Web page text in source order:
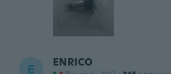
E ENRICO